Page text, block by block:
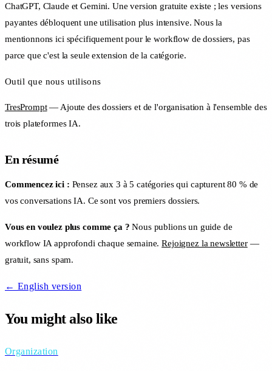
ChatGPT, Claude et Gemini. Une version gratuite existe ; les versions
payantes débloquent une utilisation plus intensive. Nous la
mentionnons ici spécifiquement pour le workflow de dossiers, pas
parce que c'est la seule extension de la catégorie.
Outil que nous utilisons
TresPrompt— Ajoute des dossiers et de l'organisation à l'ensemble des
trois plateformes IA.
En résumé
Commencez ici : Pensez aux 3 à 5 catégories qui capturent 80 % de
vos conversations IA. Ce sont vos premiers dossiers.
Vous en voulez plus comme ça ? Nous publions un guide de
workflow IA approfondi chaque semaine.Rejoignez la newsletter—
gratuit, sans spam.
← English version
You might also like
Organization